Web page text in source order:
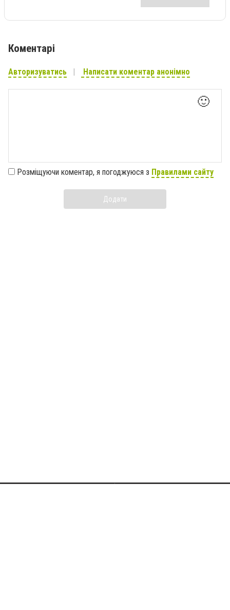
Коментарі
Авторизуватись Написати коментар анонімно
🙂
Розміщуючи коментар, я погоджуюся з Правилами сайту
Додати